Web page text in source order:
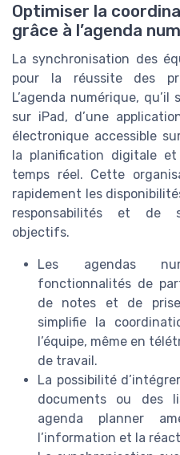
Optimiser la
grâce à l’agenda
La synchronisation des
pour la réussite des
L’agenda numérique, qu’il
sur iPad, d’une
électronique accessible
la planification digitale
temps réel. Cette
rapidement les
responsabilités et de
objectifs.
Les agendas
fonctionnalités de
de notes et de
simplifie la
l’équipe, même en
de travail.
La possibilité
documents ou des
agenda planner
l’information et la